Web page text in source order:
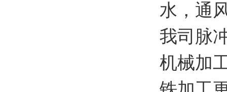
水，通
我司脉
机械加